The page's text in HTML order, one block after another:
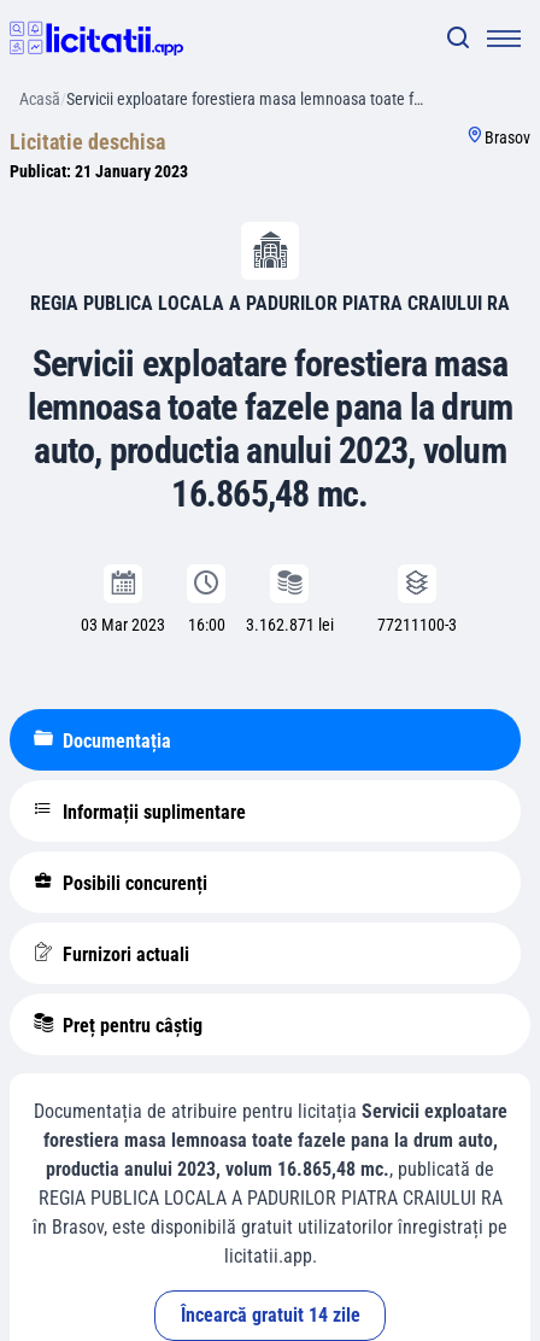
Acasă/Servicii exploatare forestiera masa lemnoasa toate f…
Licitatie deschisa
Publicat: 21 January 2023
Brasov
REGIA PUBLICA LOCALA A PADURILOR PIATRA CRAIULUI RA
Servicii exploatare forestiera masa
lemnoasa toate fazele pana la drum
auto, productia anului 2023, volum
16.865,48 mc.
03 Mar 2023 16:00 3.162.871 lei 77211100-3
Documentația
Informații suplimentare
Posibili concurenți
Furnizori actuali
Preț pentru câștig
Documentația de atribuire pentru licitația Servicii exploatare
forestiera masa lemnoasa toate fazele pana la drum auto,
productia anului 2023, volum 16.865,48 mc., publicată de
REGIA PUBLICA LOCALA A PADURILOR PIATRA CRAIULUI RA
în Brasov, este disponibilă gratuit utilizatorilor înregistrați pe
licitatii.app.
Încearcă gratuit 14 zile